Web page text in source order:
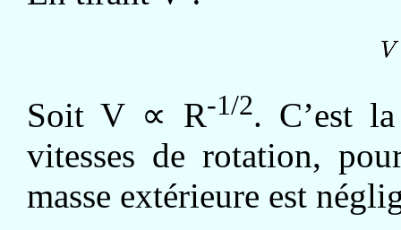
Soit V ∝ R-1/2. C’est
vitesses de rotation,
masse extérieure est